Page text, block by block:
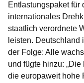
Entlastungspaket für
internationales
staatlich verordnete
leisten. Deutschland
der Folge: Alle
und fügte hinzu:
die europaweit hohe